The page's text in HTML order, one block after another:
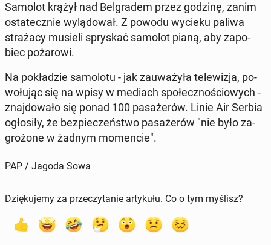
Samolot krążył nad Bel­gra­dem przez godzinę, zanim
osta­tecz­nie wy­lą­do­wał. Z powodu wycieku paliwa
stra­ża­cy musieli spry­skać samolot pianą, aby za­po­
biec po­ża­ro­wi.
Na po­kła­dzie sa­mo­lo­tu - jak za­uwa­ży­ła te­le­wi­zja, po­
wo­łu­jąc się na wpisy w mediach spo­łecz­no­ścio­wych -
znaj­do­wa­ło się ponad 100 pa­sa­że­rów. Linie Air Serbia
ogło­si­ły, że bez­pie­czeń­stwo pa­sa­że­rów "nie było za­
gro­żo­ne w żadnym mo­men­cie".
PAP / Jagoda Sowa
Dziękujemy za przeczytanie artykułu. Co o tym myślisz?